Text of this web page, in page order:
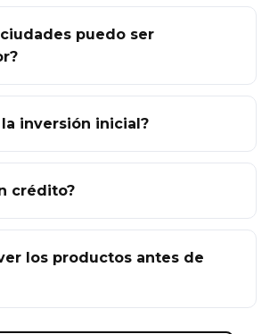
puedo ser
la inversión inicial?
crédito?
los productos antes de